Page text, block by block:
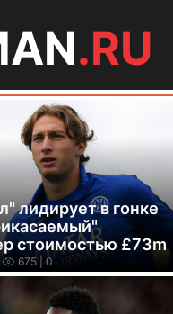
.RU
лидирует в гонке
стоимостью £73m
675 | 0